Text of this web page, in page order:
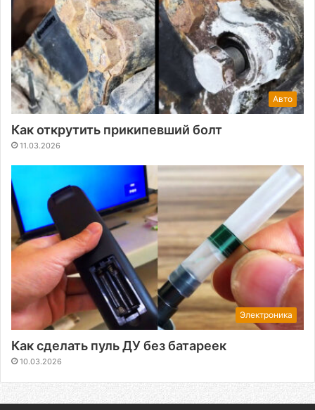
Авто
Как открутить прикипевший болт
11.03.2026
Электроника
Как сделать пуль ДУ без батареек
10.03.2026